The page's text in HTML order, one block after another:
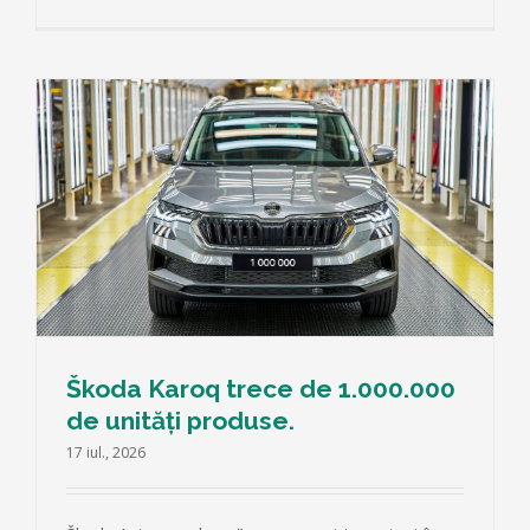
Škoda Karoq trece de 1.000.000
de unități produse.
17 iul., 2026